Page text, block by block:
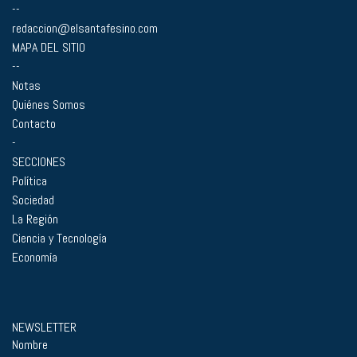
--
redaccion@elsantafesino.com
MAPA DEL SITIO
--
Notas
Quiénes Somos
Contacto
-
SECCIONES
Política
Sociedad
La Región
Ciencia y Tecnología
Economía
NEWSLETTER
Nombre